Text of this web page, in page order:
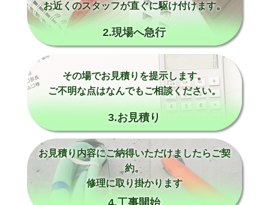
お近くのスタッフが直ぐに駆け付けます。
2.現場へ急行
その場でお見積りを提示します。
ご不明な点はなんでもご相談ください。
3.お見積り
お見積り内容にご納得いただけましたらご契
約。
修理に取り掛かります
4.工事開始